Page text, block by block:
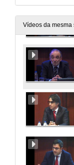
Vídeos da mesma